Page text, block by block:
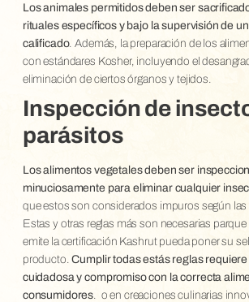
Los animales permitidos deben ser
rituales específicos y bajo la supervisión de
calificado. Además, la preparación de los
con estándares Kosher, incluyendo el
eliminación de ciertos órganos y tejidos.
Inspección de
parásitos
Los alimentos vegetales deben ser
minuciosamente para eliminar cualquier
que estos son considerados impuros según las
Estas y otras reglas más son necesarias
emite la certificación Kashrut pueda poner su
producto.Cumplir todas estás reglas
cuidadosa y compromiso con la correcta
consumidores
o en creaciones culinarias